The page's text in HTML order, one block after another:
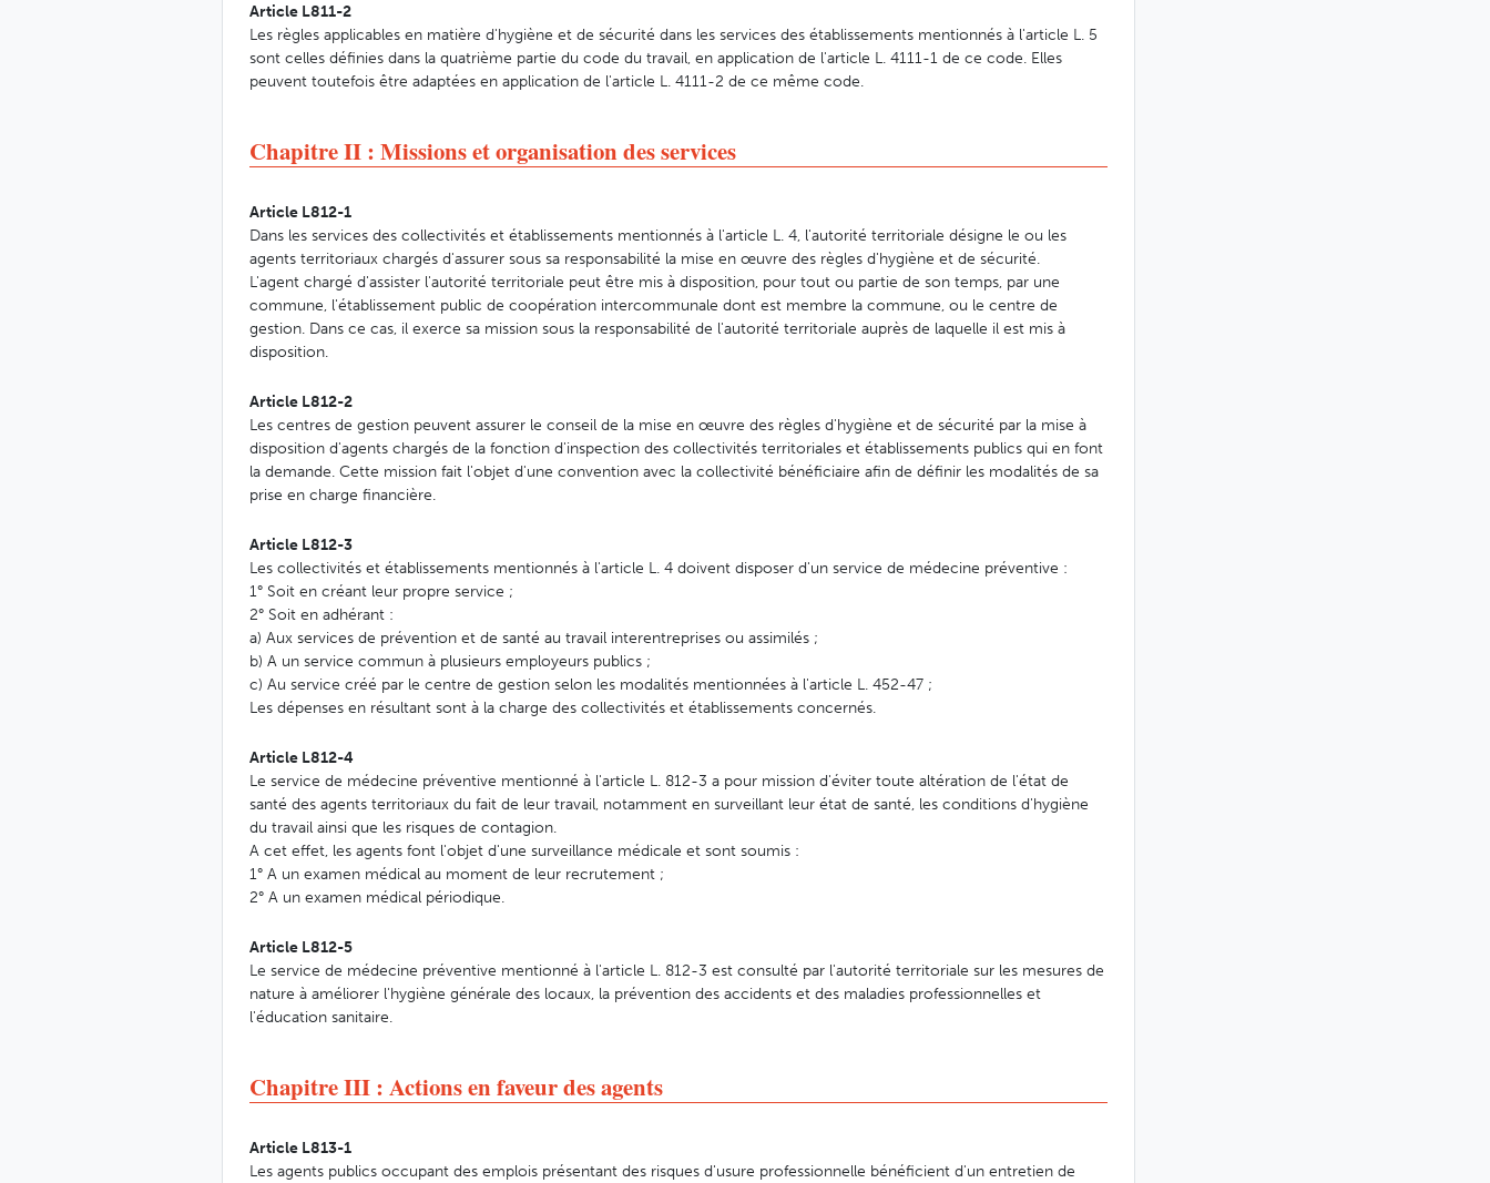
Article L811-2
Les règles applicables en matière d'hygiène et de sécurité dans les services des établissements mentionnés à l'article L. 5
sont celles définies dans la quatrième partie du code du travail, en application de l'article L. 4111-1 de ce code. Elles
peuvent toutefois être adaptées en application de l'article L. 4111-2 de ce même code.
Chapitre II : Missions et organisation des services
Article L812-1
Dans les services des collectivités et établissements mentionnés à l'article L. 4, l'autorité territoriale désigne le ou les
agents territoriaux chargés d'assurer sous sa responsabilité la mise en œuvre des règles d'hygiène et de sécurité.
L'agent chargé d'assister l'autorité territoriale peut être mis à disposition, pour tout ou partie de son temps, par une
commune, l'établissement public de coopération intercommunale dont est membre la commune, ou le centre de
gestion. Dans ce cas, il exerce sa mission sous la responsabilité de l'autorité territoriale auprès de laquelle il est mis à
disposition.
Article L812-2
Les centres de gestion peuvent assurer le conseil de la mise en œuvre des règles d'hygiène et de sécurité par la mise à
disposition d'agents chargés de la fonction d'inspection des collectivités territoriales et établissements publics qui en font
la demande. Cette mission fait l'objet d'une convention avec la collectivité bénéficiaire afin de définir les modalités de sa
prise en charge financière.
Article L812-3
Les collectivités et établissements mentionnés à l'article L. 4 doivent disposer d'un service de médecine préventive :
1° Soit en créant leur propre service ;
2° Soit en adhérant :
a) Aux services de prévention et de santé au travail interentreprises ou assimilés ;
b) A un service commun à plusieurs employeurs publics ;
c) Au service créé par le centre de gestion selon les modalités mentionnées à l'article L. 452-47 ;
Les dépenses en résultant sont à la charge des collectivités et établissements concernés.
Article L812-4
Le service de médecine préventive mentionné à l'article L. 812-3 a pour mission d'éviter toute altération de l'état de
santé des agents territoriaux du fait de leur travail, notamment en surveillant leur état de santé, les conditions d'hygiène
du travail ainsi que les risques de contagion.
A cet effet, les agents font l'objet d'une surveillance médicale et sont soumis :
1° A un examen médical au moment de leur recrutement ;
2° A un examen médical périodique.
Article L812-5
Le service de médecine préventive mentionné à l'article L. 812-3 est consulté par l'autorité territoriale sur les mesures de
nature à améliorer l'hygiène générale des locaux, la prévention des accidents et des maladies professionnelles et
l'éducation sanitaire.
Chapitre III : Actions en faveur des agents
Article L813-1
Les agents publics occupant des emplois présentant des risques d'usure professionnelle bénéficient d'un entretien de